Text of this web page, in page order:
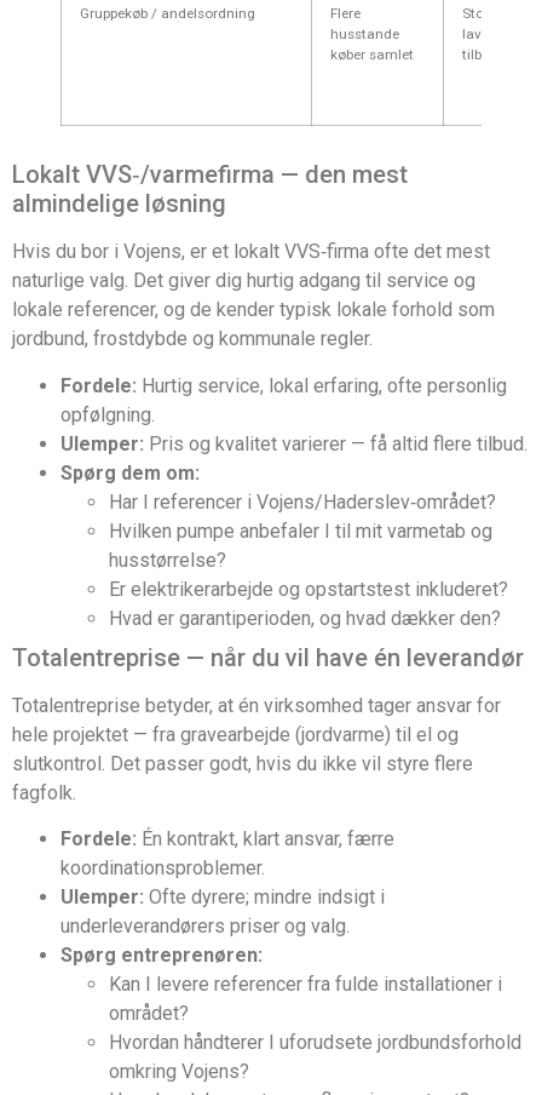
Gruppekøb / andelsordning
Flere
husstande
køber samlet
lavere
tilbudspriser
Lokalt VVS‑/varmefirma — den mest
almindelige løsning
Hvis du bor i Vojens, er et lokalt VVS‑firma ofte det mest
naturlige valg. Det giver dig hurtig adgang til service og
lokale referencer, og de kender typisk lokale forhold som
jordbund, frostdybde og kommunale regler.
Fordele: Hurtig service, lokal erfaring, ofte personlig
opfølgning.
Ulemper: Pris og kvalitet varierer — få altid flere tilbud.
Spørg dem om:
Har I referencer i Vojens/Haderslev‑området?
Hvilken pumpe anbefaler I til mit varmetab og
husstørrelse?
Er elektrikerarbejde og opstartstest inkluderet?
Hvad er garantiperioden, og hvad dækker den?
Totalentreprise — når du vil have én leverandør
Totalentreprise betyder, at én virksomhed tager ansvar for
hele projektet — fra gravearbejde (jordvarme) til el og
slutkontrol. Det passer godt, hvis du ikke vil styre flere
fagfolk.
Fordele: Én kontrakt, klart ansvar, færre
koordinationsproblemer.
Ulemper: Ofte dyrere; mindre indsigt i
underleverandørers priser og valg.
Spørg entreprenøren:
Kan I levere referencer fra fulde installationer i
området?
Hvordan håndterer I uforudsete jordbundsforhold
omkring Vojens?